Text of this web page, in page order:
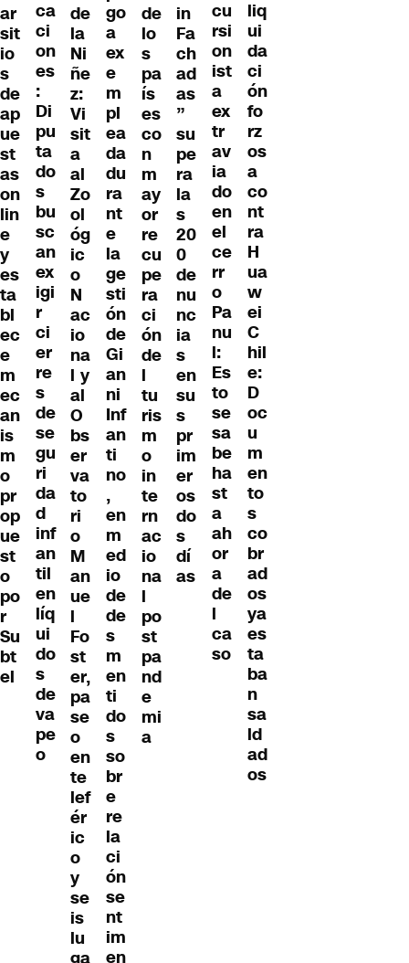
ar
sit
io
s
de
ap
ue
st
as
on
lin
e
y
es
ta
bl
ec
e
m
ec
an
is
m
o
pr
op
ue
st
o
po
r
Su
bt
el
ca
ci
on
es
:
Di
pu
ta
do
s
bu
sc
an
ex
igi
r
ci
er
re
s
de
se
gu
ri
da
d
inf
an
til
en
líq
ui
do
s
de
va
pe
o
de
la
Ni
ñe
z:
Vi
sit
a
al
Zo
ol
óg
ic
o
N
ac
io
na
l y
al
O
bs
er
va
to
ri
o
M
an
ue
l
Fo
st
er,
pa
se
o
en
te
lef
ér
ic
o
y
se
is
lu
ga
go
a
ex
e
m
pl
ea
da
du
ra
nt
e
la
ge
sti
ón
de
Gi
an
ni
Inf
an
ti
no
,
en
m
ed
io
de
de
s
m
en
ti
do
s
so
br
e
re
la
ci
ón
se
nt
im
en
de
lo
s
pa
ís
es
co
n
m
ay
or
re
cu
pe
ra
ci
ón
de
l
tu
ris
m
o
in
te
rn
ac
io
na
l
po
st
pa
nd
e
mi
a
in
Fa
ch
ad
as
”
su
pe
ra
la
s
20
0
de
nu
nc
ia
s
en
su
s
pr
im
er
os
do
s
dí
as
cu
rsi
on
ist
a
ex
tr
av
ia
do
en
el
ce
rr
o
Pa
nu
l:
Es
to
se
sa
be
ha
st
a
ah
or
a
de
l
ca
so
liq
ui
da
ci
ón
fo
rz
os
a
co
nt
ra
H
ua
w
ei
C
hil
e:
D
oc
u
m
en
to
s
co
br
ad
os
ya
es
ta
ba
n
sa
ld
ad
os